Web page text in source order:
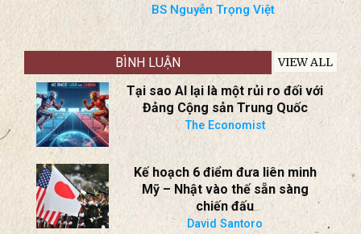
BS Nguyễn Trọng Việt
BÌNH LUẬN VIEW ALL
Tại sao AI lại là một rủi ro đối với
Đảng Cộng sản Trung Quốc
The Economist
Kế hoạch 6 điểm đưa liên minh
Mỹ – Nhật vào thế sẵn sàng
chiến đấu
David Santoro